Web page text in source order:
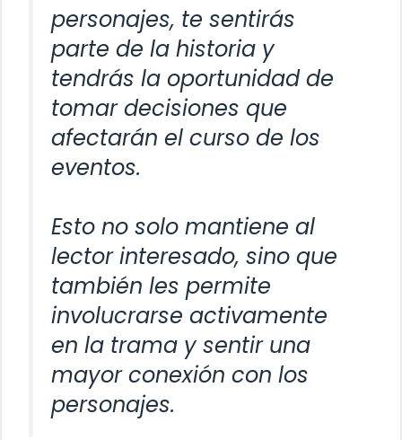
personajes, te sentirás
parte de la historia y
tendrás la oportunidad de
tomar decisiones que
afectarán el curso de los
eventos.
Esto no solo mantiene al
lector interesado, sino que
también les permite
involucrarse activamente
en la trama y sentir una
mayor conexión con los
personajes.